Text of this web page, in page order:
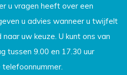
u vragen heeft over een
u advies wanneer u twijfelt
uw keuze. U kunt ons van
tussen 9.00 en 17.30 uur